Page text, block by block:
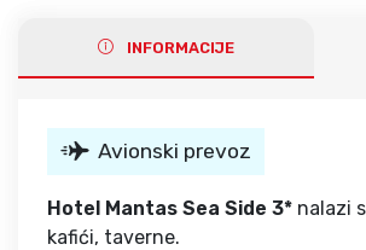
INFORMACIJE
Avionski prevoz
Hotel Mantas Sea Side 3* nalazi
kafići, taverne.